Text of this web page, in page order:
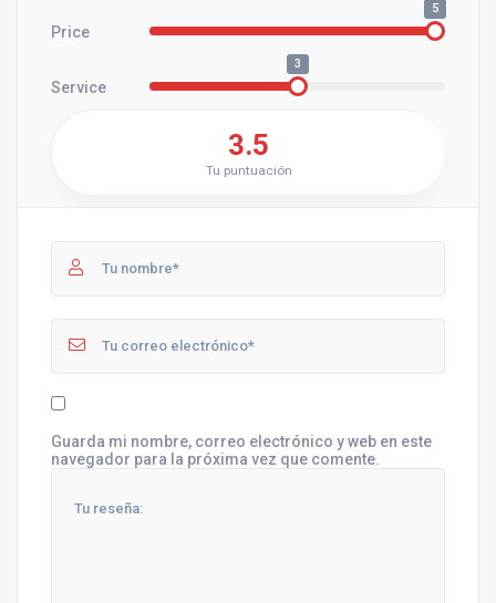
Price
5
Service
3
3.5
Tu puntuación
Guarda mi nombre, correo electrónico y web en este
navegador para la próxima vez que comente.